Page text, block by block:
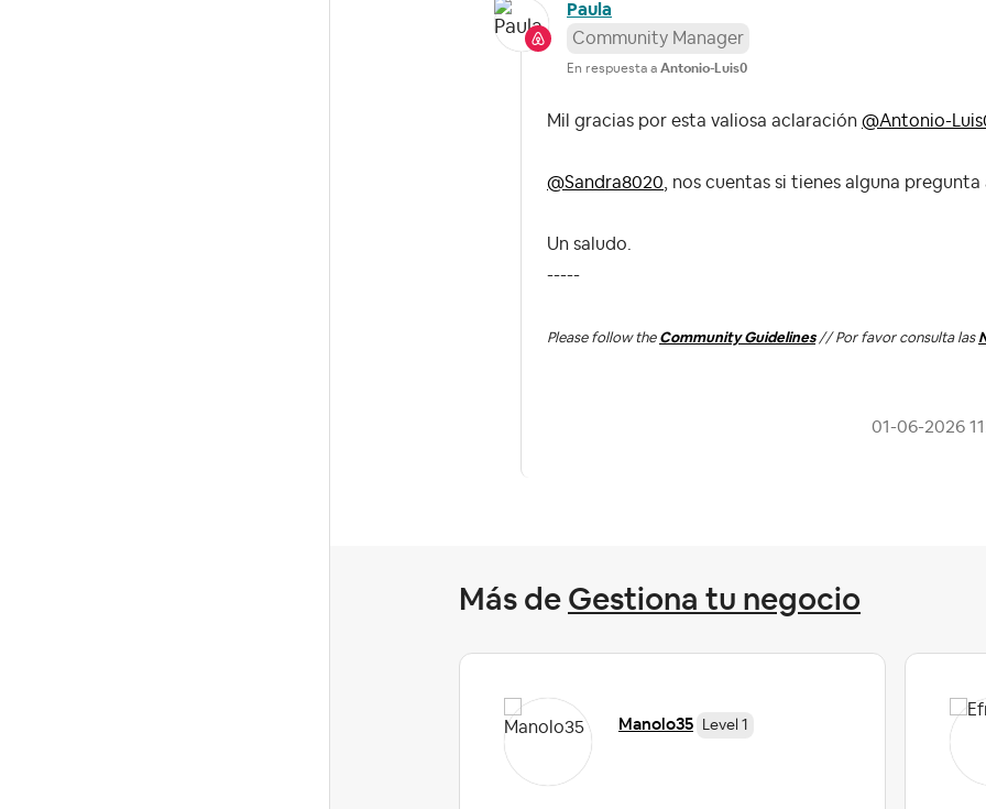
Paula
Community Manager
En respuesta a Antonio-Luis0
Mil gracias por esta valiosa aclaración @Antonio-
@Sandra8020, nos cuentas si tienes alguna pregunta
Un saludo.
-----
Please follow the Community Guidelines// Por favor consulta las
‎01-06-2026
Más deGestiona tu negocio
Manolo35 Level 1